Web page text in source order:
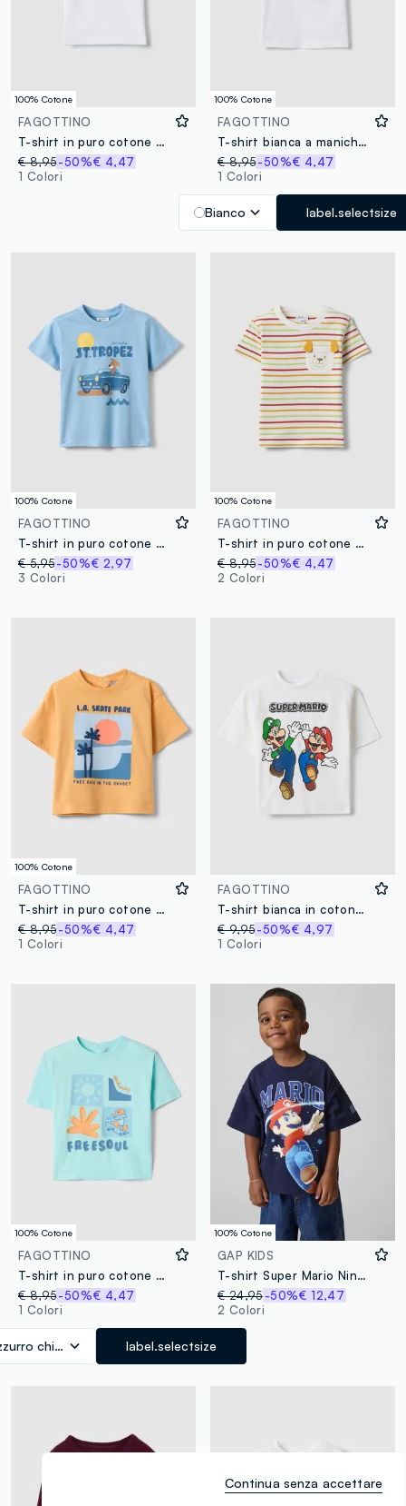
100% Cotone
FAGOTTINO
T-shirt in puro cotone bianca per bimbo con stampa
€ 8,95-50%€ 4,47
1 Colori
100% Cotone
FAGOTTINO
T-shirt bianca a maniche corte in puro cotone con stampa
€ 8,95-50%€ 4,47
1 Colori
Bianco label.selectsize
100% Cotone
FAGOTTINO
T-shirt in puro cotone azzurro da bimbo regular fit con stampa
€ 5,95-50%€ 2,97
3 Colori
100% Cotone
FAGOTTINO
T-shirt in puro cotone a righe multicolor da bimbo con tasca cane
€ 8,95-50%€ 4,47
2 Colori
100% Cotone
FAGOTTINO
T-shirt in puro cotone arancione con stampa per bimbo
€ 8,95-50%€ 4,47
1 Colori
FAGOTTINO
T-shirt bianca in cotone elasticizzato a maniche corte
€ 9,95-50%€ 4,97
1 Colori
100% Cotone
FAGOTTINO
T-shirt in puro cotone azzurra da bimbo oversize fit con stampa
€ 8,95-50%€ 4,47
1 Colori
chiaro label.selectsize
100% Cotone
GAP KIDS
T-shirt Super Mario Nintendo a maniche corte in puro cotone
€ 24,95 -50%€ 12,47
2 Colori
Continua senza accettare